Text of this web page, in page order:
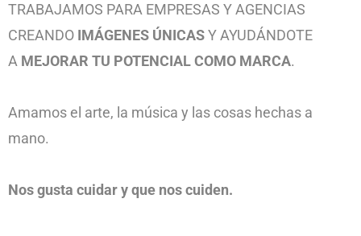
TRABAJAMOS PARA EMPRESAS Y AGENCIAS
CREANDO IMÁGENES ÚNICASY AYUDÁNDOTE
A MEJORAR TU POTENCIAL COMO MARCA.
Amamos el arte, la música y las cosas hechas a
mano.
Nos gusta cuidar y que nos cuiden.